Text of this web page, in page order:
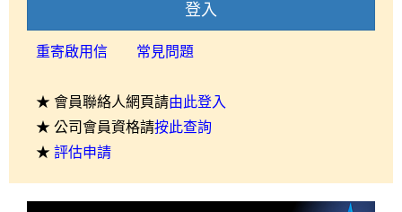
登入
重寄啟用信 常見問題
★ 會員聯絡人網頁請由此登入
★ 公司會員資格請按此查詢
★ 評估申請